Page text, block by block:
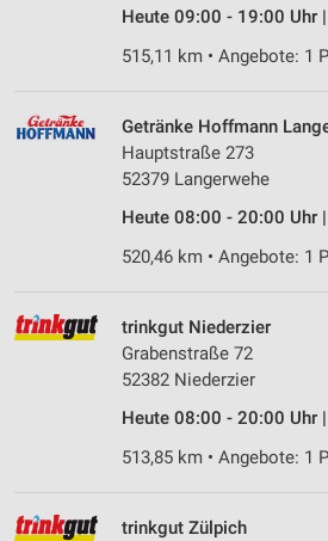
Heute 09:00 - 19:00 Uhr |
515,11 km • Angebote: 1
Getränke Hoffmann
Hauptstraße 273
52379 Langerwehe
Heute 08:00 - 20:00 Uhr |
520,46 km • Angebote: 1
trinkgut Niederzier
Grabenstraße 72
52382 Niederzier
Heute 08:00 - 20:00 Uhr |
513,85 km • Angebote: 1
trinkgut Zülpich